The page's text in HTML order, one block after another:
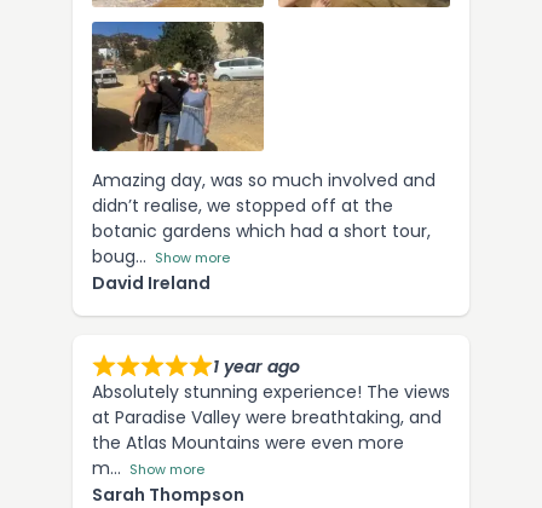
Amazing day, was so much involved and
didn’t realise, we stopped off at the
botanic gardens which had a short tour,
boug
Show more
David Ireland
1 year ago
Absolutely stunning experience! The views
at Paradise Valley were breathtaking, and
the Atlas Mountains were even more
m
Show more
Sarah Thompson